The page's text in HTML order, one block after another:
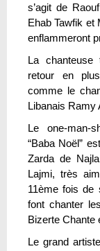
s’agit de
Ehab Tawfik et
enflammeront
La chanteuse
retour en
comme le
Libanais Ramy
Le one-man-
“Baba Noël”
Zarda de
Lajmi, très
11ème fois de
font chanter
Bizerte Chante
Le grand